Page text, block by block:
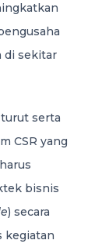
di sekitar
serta
CSR yang
bisnis
) secara
kegiatan